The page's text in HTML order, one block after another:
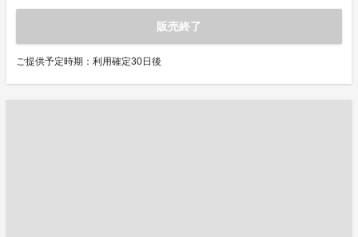
販売終了
ご提供予定時期：利用確定30日後